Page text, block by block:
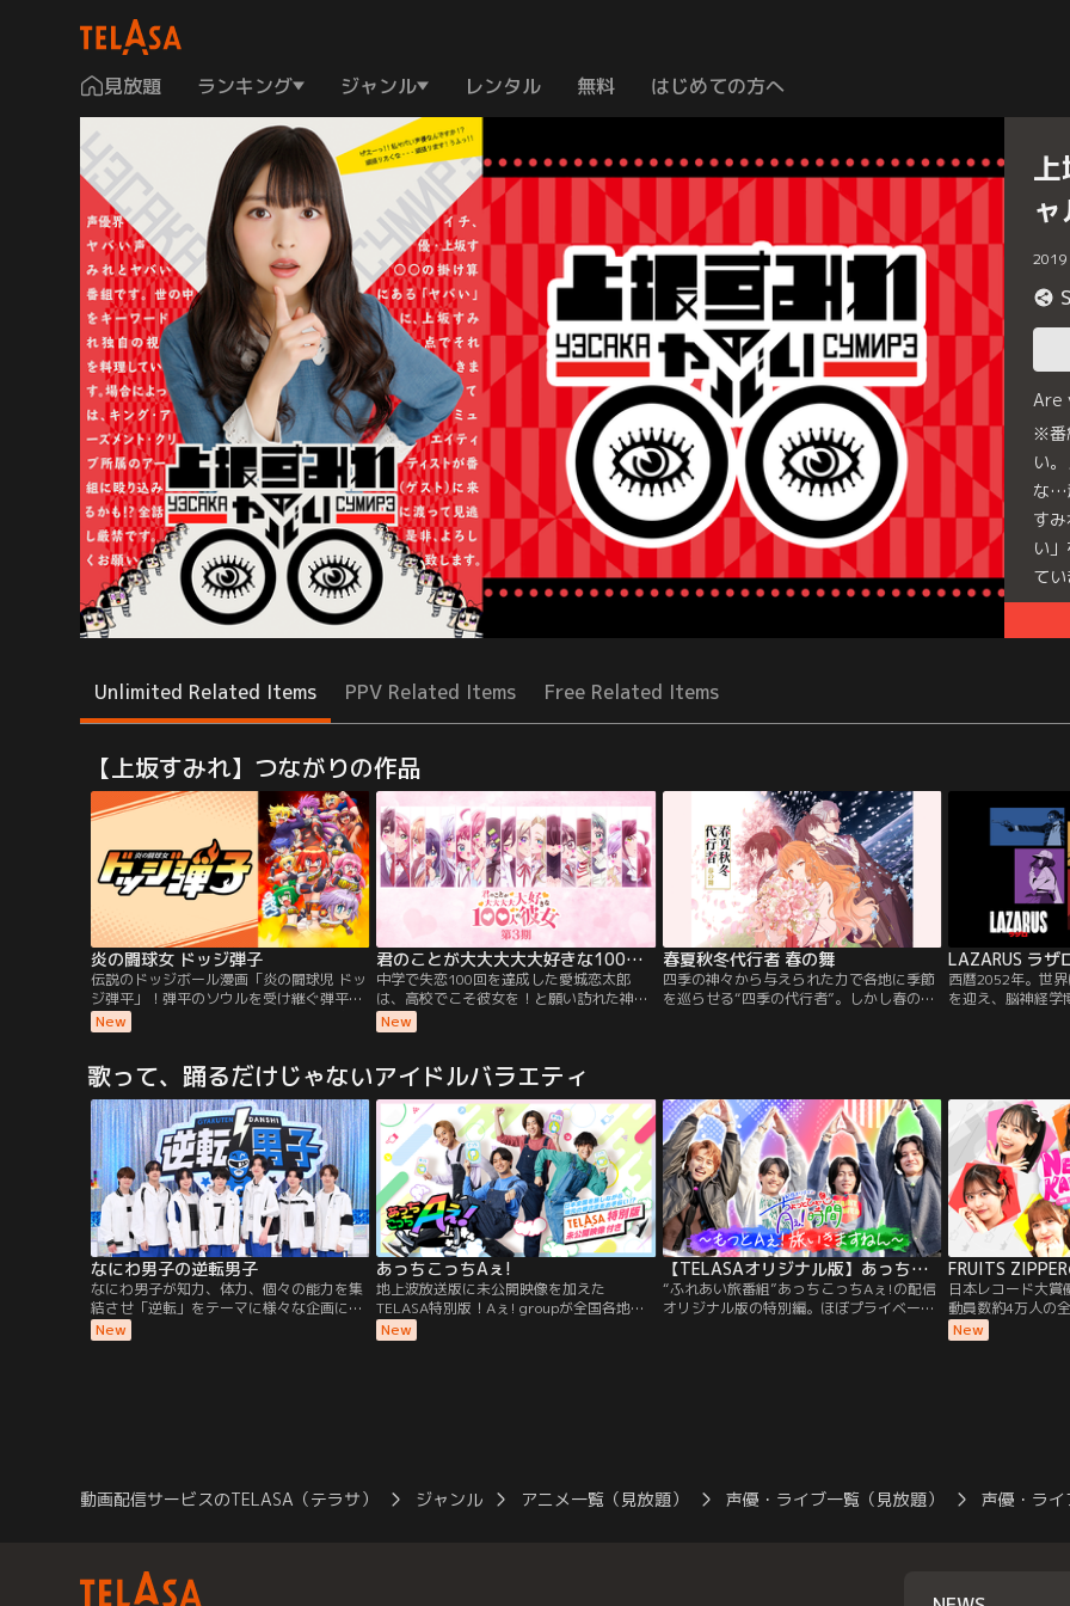
見放題 ランキング ジャンル レンタル 無料 はじめての方へ
2019
Are
※番
い
な…
す
い
て
Unlimited Related Items PPV Related Items Free Related Items
【上坂すみれ】つながりの作品
炎の闘球女 ドッジ弾子
伝説のドッジボール漫画「炎の闘球児 ドッ
ジ弾平」！弾平のソウルを受け継ぐ弾平の
娘「弾子」が、令和の現代で最強の闘魂ド
ッジボールチームを作ろうと奮闘する、正
ちはだかる現代の常識に弾子は打ち勝つこ
とができるのか！？こしたてつひろ「熱
筆」の美少女たちに注目せよ！
New
君のことが大大大大大好きな100人の彼女 第3期
中学で失恋100回を達成した愛城恋太郎
は、高校でこそ彼女を！と願い訪れた神社
で、現れた恋の神様から「高校で出会う運
命の人は100人いる」と告げられる。しか
は、その相手と愛し合って幸せになれなけ
れば死んでしまうという……。次々に待ち
受ける運命の人との出会い--どうする恋太
郎？どうなる100人の彼女！？
New
春夏秋冬代行者 春の舞
四季の神々から与えられた力で各地に季節
を巡らせる“四季の代行者”。しかし春の代
LAZARUS ラザ
西暦2052年。世
を迎え、脳神経学
-3年後、彼は世界
再び現れる。ハ
症させ死に至ら
罠だった。「あ
場所を見つけだせ
る。」スキナーが
チンを使用する
して、これが欲
言う。スキナーの
中から集められ
ム「ラザロ」。彼
できるのか？そし
は--？
歌って、踊るだけじゃないアイドルバラエティ
なにわ男子の逆転男子
なにわ男子が知力、体力、個々の能力を集
結させ「逆転」をテーマに様々な企画に全
力でチャレンジ！！
New
あっちこっちAぇ!
地上波放送版に未公開映像を加えた
TELASA特別版！Aぇ! groupが全国各地を
巡り、お手伝いを通して地元の人たちとふ
れあいながら、日本中から愛されるグルー
New
【TELASAオリジナル版】あっちこっちAぇ!ちょっとひと息、Aぇ!時間 ～もっとAぇ!旅いきますねん～
“ふれあい旅番組”あっちこっちAぇ!の配信
オリジナル版の特別編。ほぼプライベート
日本レコード大賞
動員数約4万人の
した新世代アイド
ZIPPERが毎回、
New
動画配信サービスのTELASA（テラサ） ジャンル アニメ一覧（見放題） 声優・ライブ一覧（見放題） 声優・ラ